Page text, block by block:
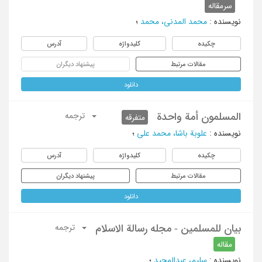
سرمقاله
نویسنده : محمد المدنی، محمد ؛
چکیده کلیدواژه آدرس
مقالات مرتبط پیشنهاد دیگران
دانلود
المسلمون أمة واحدة متفرقه
ترجمه
نویسنده : علوبة باشا، محمد علی ؛
چکیده کلیدواژه آدرس
مقالات مرتبط پیشنهاد دیگران
دانلود
بیان للمسلمین - مجله رسالة الاسلام
مقاله
ترجمه
نویسنده : سلیم، عبدالمجید ؛